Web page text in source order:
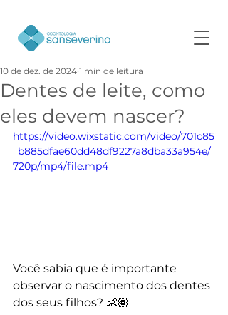
Dentes de leite, como
eles devem nascer?
10 de dez. de 2024 1 min de leitura
https://video.wixstatic.com/video/701c85
_b885dfae60dd48df9227a8dba33a954e/
720p/mp4/file.mp4
Você sabia que é importante
observar o nascimento dos dentes
dos seus filhos? 👶🏽